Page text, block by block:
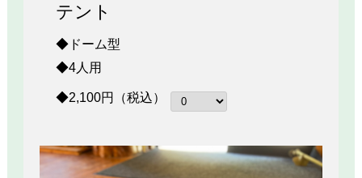
テント
◆ドーム型
◆4人用
◆2,100円（税込）